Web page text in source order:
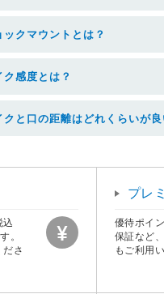
ックマウントとは？
ク感度とは？
クと口の距離はどれくらいが良
込
。
さ
プレ
優待ポイ
保証など
もご利用